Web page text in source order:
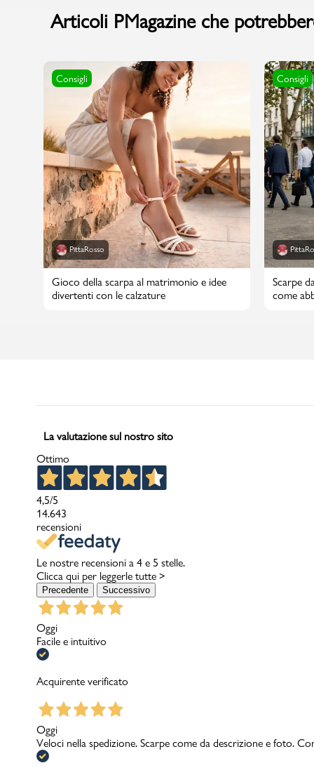
Carrello
Promo & News
negozi
contatti
pcard
Gift card
Articoli PMagazine che
Consigli
PittaRosso
Gioco della scarpa al matrimonio e idee
divertenti con le calzature
Consigli
Scarpe
come
La valutazione sul nostro sito
Ottimo
4,5/5
14.643
recensioni
Le nostre recensioni a 4 e 5 stelle.
Clicca qui per leggerle tutte >
Precedente Successivo
Oggi
Facile e intuitivo
Acquirente verificato
Oggi
Veloci nella spedizione. Scarpe come da descrizione e foto.